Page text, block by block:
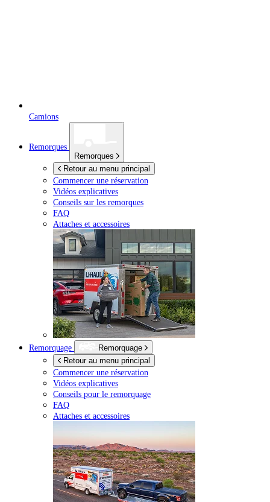
Camions
Remorques
Remorques
Retour au menu principal
Commencer une réservation
Vidéos explicatives
Conseils sur les remorques
FAQ
Attaches et accessoires
Remorquage
Remorquage
Retour au menu principal
Commencer une réservation
Vidéos explicatives
Conseils pour le remorquage
FAQ
Attaches et accessoires